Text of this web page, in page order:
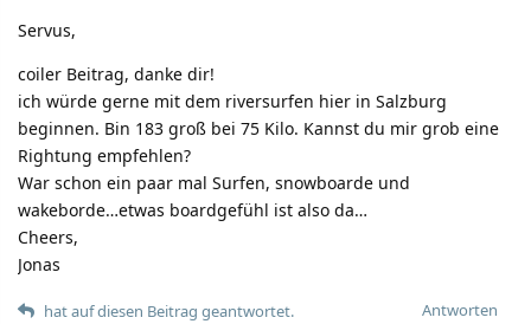
Servus,
coiler Beitrag, danke dir!
ich würde gerne mit dem riversurfen hier in Salzburg
beginnen. Bin 183 groß bei 75 Kilo. Kannst du mir grob eine
Rightung empfehlen?
War schon ein paar mal Surfen, snowboarde und
wakeborde…etwas boardgefühl ist also da…
Cheers,
Jonas
Antworten
hat auf diesen Beitrag geantwortet.